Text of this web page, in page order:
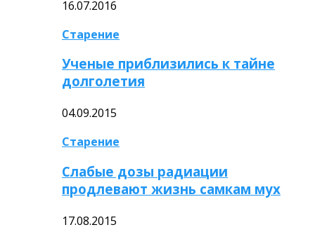
16.07.2016
Старение
Ученые приблизились к тайне
долголетия
04.09.2015
Старение
Слабые дозы радиации
продлевают жизнь самкам мух
17.08.2015